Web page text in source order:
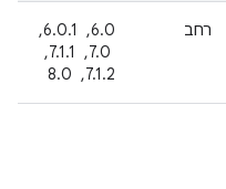
רחב
6.0, ‏ 6.0.1,
‏ 7.0, ‏ 7.1.1, ‏
7.1.2, ‏ 8.0